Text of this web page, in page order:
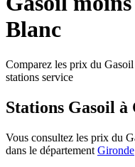
Blanc
Comparez les prix du
stations service
Stations Gasoil
Vous consultez les prix du
dans le département Gironde